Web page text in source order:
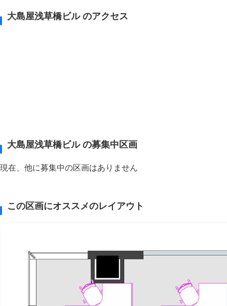
大島屋浅草橋ビル のアクセス
大島屋浅草橋ビル の募集中区画
現在、他に募集中の区画はありません
この区画にオススメのレイアウト